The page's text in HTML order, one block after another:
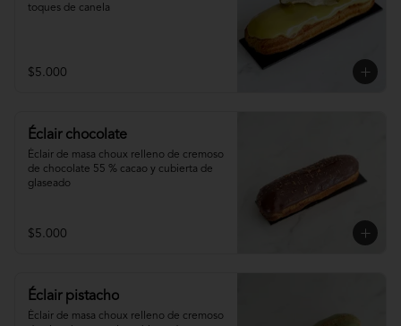
toques de canela
$5.000
Éclair chocolate
Éclair de masa choux relleno de cremoso
de chocolate 55 % cacao y cubierta de
glaseado
$5.000
Éclair pistacho
Éclair de masa choux relleno de cremoso